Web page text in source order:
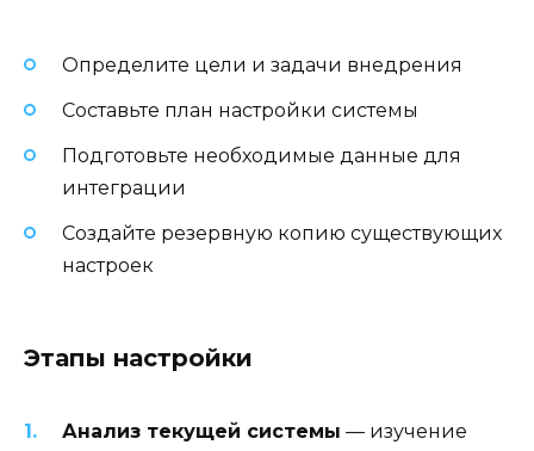
Определите цели и задачи внедрения
Составьте план настройки системы
Подготовьте необходимые данные для
интеграции
Создайте резервную копию существующих
настроек
Этапы настройки
Анализ текущей системы — изучение